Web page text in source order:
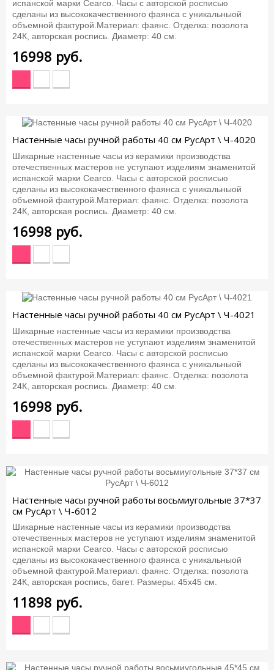
испанской марки Cearco. Часы с авторской росписью
сделаны из высококачественного фаянса с уникальныой
объемной фактурой.Материал: фаянс. Отделка: позолота
24К, авторская роспись. Диаметр: 40 см.
16998 руб.
Настенные часы ручной работы 40 см РусАрт \ Ч-4020
Шикарные настенные часы из керамики производства
отечественных мастеров не уступают изделиям знаменитой
испанской марки Cearco. Часы с авторской росписью
сделаны из высококачественного фаянса с уникальныой
объемной фактурой.Материал: фаянс. Отделка: позолота
24К, авторская роспись. Диаметр: 40 см.
16998 руб.
Настенные часы ручной работы 40 см РусАрт \ Ч-4021
Шикарные настенные часы из керамики производства
отечественных мастеров не уступают изделиям знаменитой
испанской марки Cearco. Часы с авторской росписью
сделаны из высококачественного фаянса с уникальныой
объемной фактурой.Материал: фаянс. Отделка: позолота
24К, авторская роспись. Диаметр: 40 см.
16998 руб.
Настенные часы ручной работы восьмиугольные 37*37
см РусАрт \ Ч-6012
Шикарные настенные часы из керамики производства
отечественных мастеров не уступают изделиям знаменитой
испанской марки Cearco. Часы с авторской росписью
сделаны из высококачественного фаянса с уникальныой
объемной фактурой.Материал: фаянс. Отделка: позолота
24К, авторская роспись, багет. Размеры: 45х45 см.
11898 руб.